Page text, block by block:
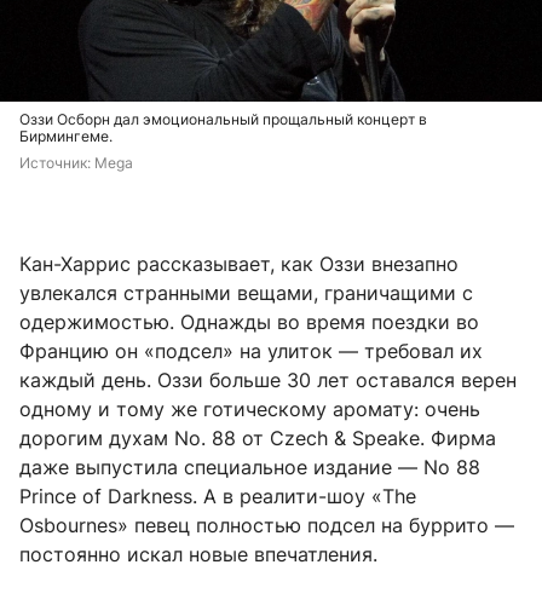
Оззи Осборн дал эмоциональный прощальный концерт в
Бирмингеме.
Источник: Mega
Кан-Харрис рассказывает, как Оззи внезапно
увлекался странными вещами, граничащими с
одержимостью. Однажды во время поездки во
Францию он «подсел» на улиток — требовал их
каждый день. Оззи больше 30 лет оставался верен
одному и тому же готическому аромату: очень
дорогим духам No. 88 от Czech & Speake. Фирма
даже выпустила специальное издание — No 88
Prince of Darkness. А в реалити-шоу «The
Osbournes» певец полностью подсел на буррито —
постоянно искал новые впечатления.